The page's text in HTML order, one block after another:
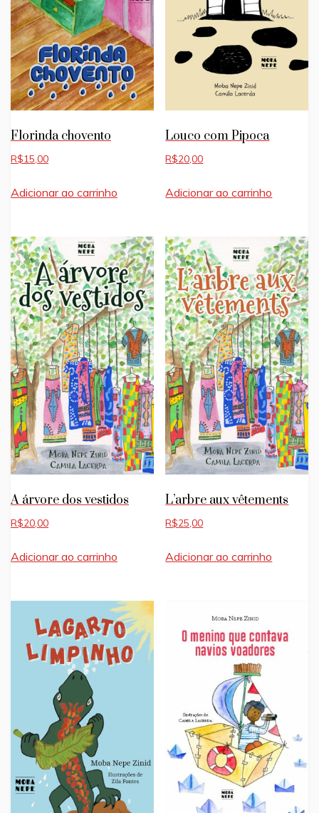
Florinda chovento
R$15,00
Adicionar ao carrinho
Louco com Pipoca
R$20,00
Adicionar ao carrinho
A árvore dos vestidos
R$20,00
Adicionar ao carrinho
L’arbre aux vêtements
R$25,00
Adicionar ao carrinho